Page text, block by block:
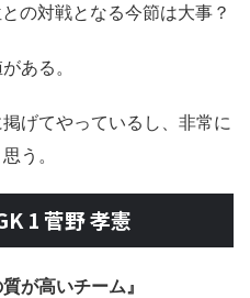
の対戦となる今節は大事？
ある。
げてやっているし、非常に
う。
1 菅野 孝憲
が高いチーム』